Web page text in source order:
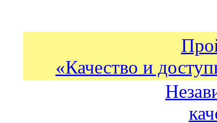
«Качество и